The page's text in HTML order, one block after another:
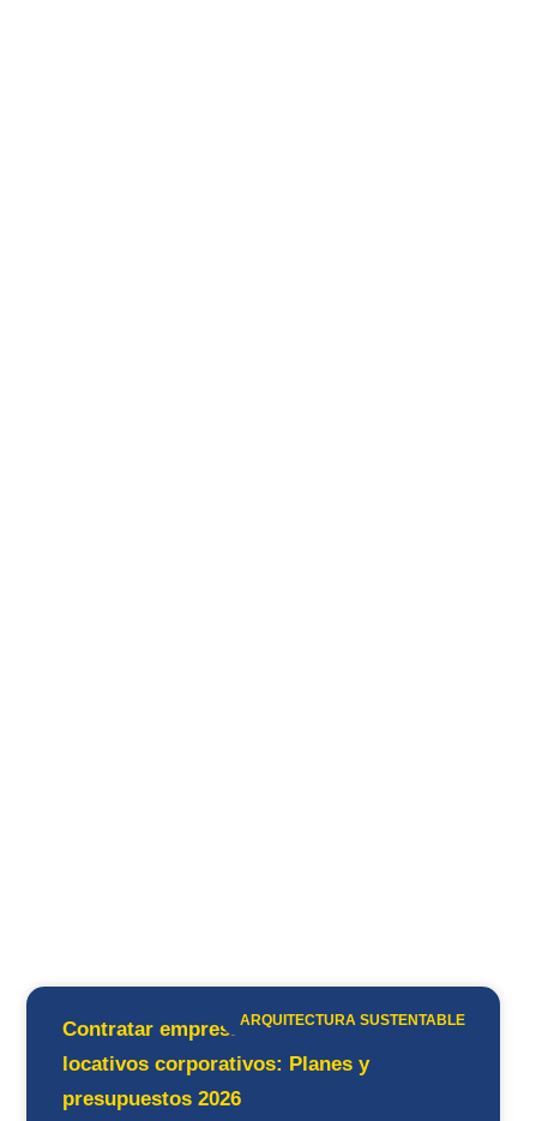
ARQUITECTURA SUSTENTABLE
Contratar empresa de mantenimientos
locativos corporativos: Planes y
presupuestos 2026